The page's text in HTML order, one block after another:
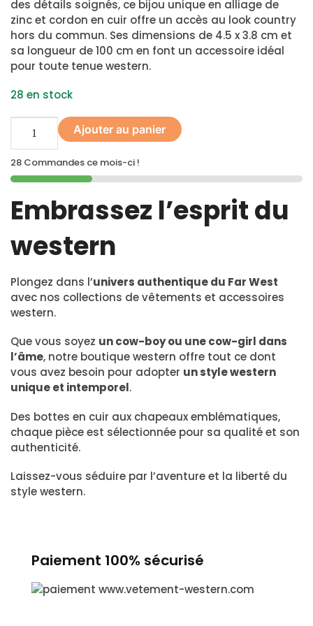
des détails soignés, ce bijou unique en alliage de
zinc et cordon en cuir offre un accès au look country
hors du commun. Ses dimensions de 4.5 x 3.8 cm et
sa longueur de 100 cm en font un accessoire idéal
pour toute tenue western.
28 en stock
Ajouter au panier
28 Commandes ce mois-ci !
Embrassez l’esprit du
western
Plongez dans l’univers authentique du Far West
avec nos collections de vêtements et accessoires
western.
Que vous soyez un cow-boy ou une cow-girl dans
l’âme, notre boutique western offre tout ce dont
vous avez besoin pour adopter un style western
unique et intemporel.
Des bottes en cuir aux chapeaux emblématiques,
chaque pièce est sélectionnée pour sa qualité et son
authenticité.
Laissez-vous séduire par l’aventure et la liberté du
style western.
Paiement 100% sécurisé